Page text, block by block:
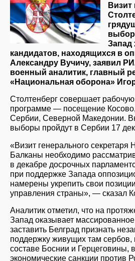
Визит
Запад
кандидатов, находящихся в
Александру Вучичу, заявил
военный аналитик, главный
«Национальная оборона»
Столтенберг совершает
программе — посещение
Сербии, Северной Македонии.
выборы пройдут в Сербии 17
«Визит генерального
Балканы необходимо
в декабре досрочных
при поддержке Запада
намерены укрепить свои
управления страны», — сказал
Аналитик отметил, что на
Запад оказывает
заставить Белград признать
поддержку живущих там сербов,
составе Боснии и Герцеговины,
экономические санкции против